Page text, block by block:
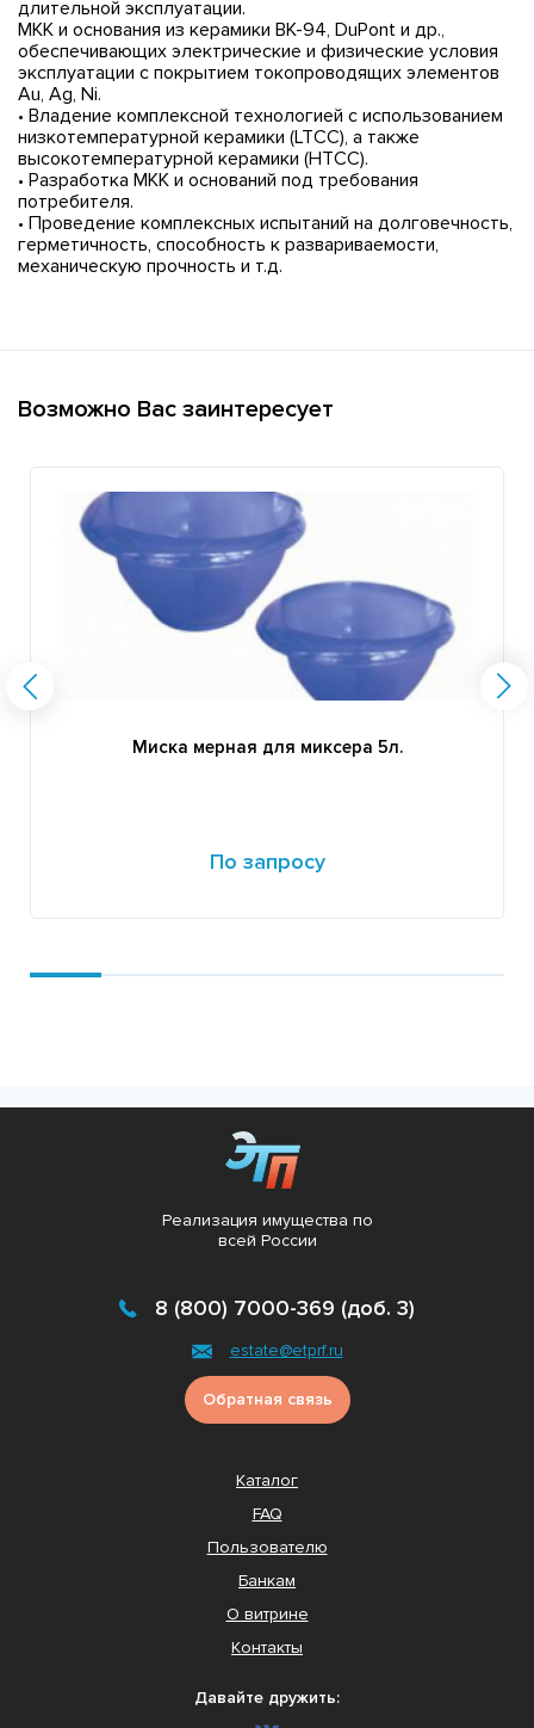
длительной эксплуатации.
МКК и основания из керамики ВК-94, DuPont и др.,
обеспечивающих электрические и физические условия
эксплуатации с покрытием токопроводящих элементов
Au, Ag, Ni.
• Владение комплексной технологией с использованием
низкотемпературной керамики (LTCC), а также
высокотемпературной керамики (HTCC).
• Разработка МКК и оснований под требования
потребителя.
• Проведение комплексных испытаний на долговечность,
герметичность, способность к развариваемости,
механическую прочность и т.д.
Возможно Вас заинтересует
Миска мерная для миксера 5л.
По запросу
Реализация имущества по
всей России
8 (800) 7000-369 (доб. 3)
estate@etprf.ru
Обратная связь
Каталог
FAQ
Пользователю
Банкам
О витрине
Контакты
Давайте дружить: